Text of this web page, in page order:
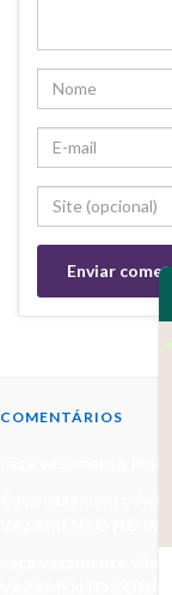
COMENTÁRIOS
caça vazamento vila
VAZAMENTO